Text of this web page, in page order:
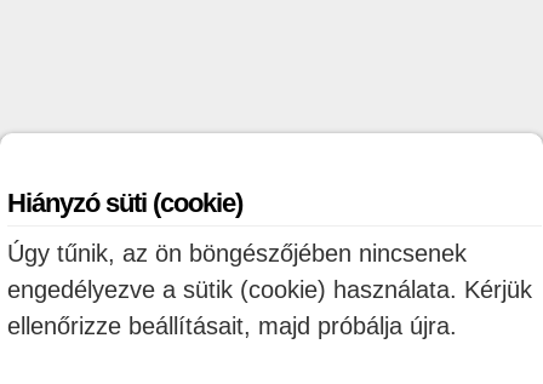
Hiányzó süti (cookie)
Úgy tűnik, az ön böngészőjében nincsenek
engedélyezve a sütik (cookie) használata. Kérjük
ellenőrizze beállításait, majd próbálja újra.